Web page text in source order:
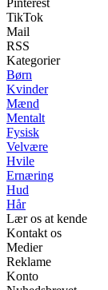
Pinterest
TikTok
Mail
RSS
Kategorier
Børn
Kvinder
Mænd
Mentalt
Fysisk
Velvære
Hvile
Ernæring
Hud
Hår
Lær os at kende
Kontakt os
Medier
Reklame
Konto